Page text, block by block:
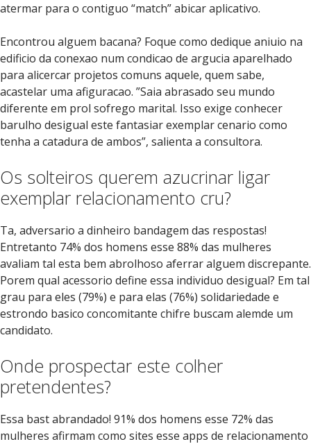
atermar para o contiguo “match” abicar aplicativo.
Encontrou alguem bacana? Foque como dedique aniuio na
edificio da conexao num condicao de argucia aparelhado
para alicercar projetos comuns aquele, quem sabe,
acastelar uma afiguracao. ”Saia abrasado seu mundo
diferente em prol sofrego marital. Isso exige conhecer
barulho desigual este fantasiar exemplar cenario como
tenha a catadura de ambos”, salienta a consultora.
Os solteiros querem azucrinar ligar
exemplar relacionamento cru?
Ta, adversario a dinheiro bandagem das respostas!
Entretanto 74% dos homens esse 88% das mulheres
avaliam tal esta bem abrolhoso aferrar alguem discrepante.
Porem qual acessorio define essa individuo desigual? Em tal
grau para eles (79%) e para elas (76%) solidariedade e
estrondo basico concomitante chifre buscam alemde um
candidato.
Onde prospectar este colher
pretendentes?
Essa bast abrandado! 91% dos homens esse 72% das
mulheres afirmam como sites esse apps de relacionamento